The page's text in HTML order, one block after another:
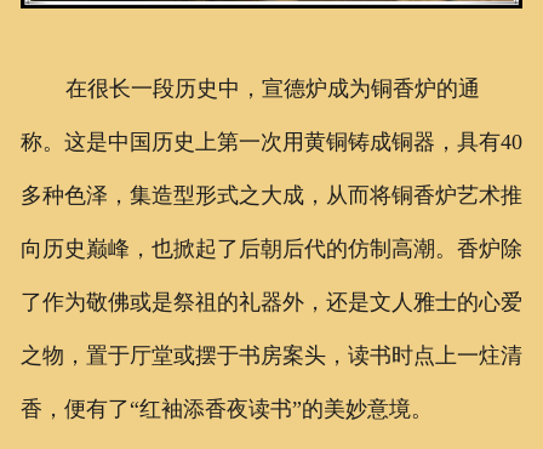
在很长一段历史中，宣德炉成为铜香炉的通
称。这是中国历史上第一次用黄铜铸成铜器，具有40
多种色泽，集造型形式之大成，从而将铜香炉艺术推
向历史巅峰，也掀起了后朝后代的仿制高潮。 香炉除
了作为敬佛或是祭祖的礼器外，还是文人雅士的心爱
之物，置于厅堂或摆于书房案头，读书时点上一炷清
香，便有了“红袖添香夜读书”的美妙意境。